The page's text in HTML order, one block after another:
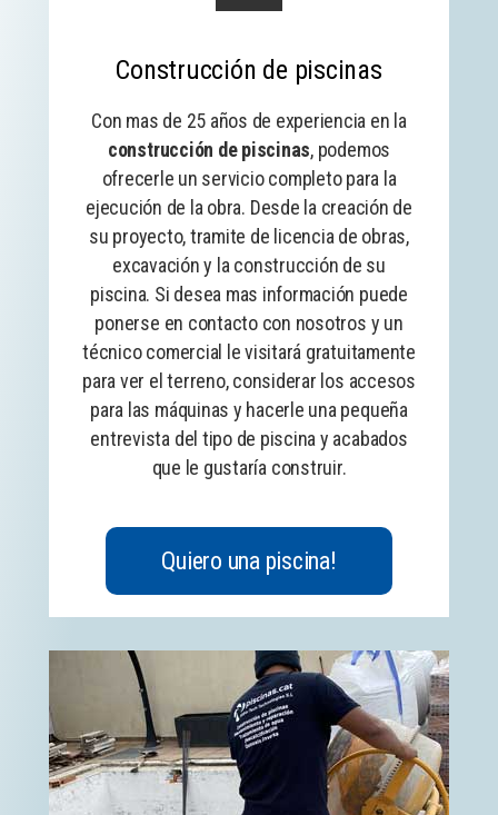
Construcción de piscinas
Con mas de 25 años de experiencia en la
construcción de piscinas, podemos
ofrecerle un servicio completo para la
ejecución de la obra. Desde la creación de
su proyecto, tramite de licencia de obras,
excavación y la construcción de su
piscina. Si desea mas información puede
ponerse en contacto con nosotros y un
técnico comercial le visitará gratuitamente
para ver el terreno, considerar los accesos
para las máquinas y hacerle una pequeña
entrevista del tipo de piscina y acabados
que le gustaría construir.
Quiero una piscina!